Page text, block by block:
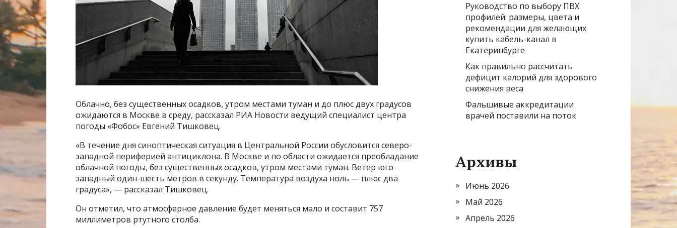
Облачно, без существенных осадков, утром местами туман и до плюс двух градусов
ожидаются в Москве в среду, рассказал РИА Новости ведущий специалист центра
погоды «Фобос» Евгений Тишковец.
«В течение дня синоптическая ситуация в Центральной России обусловится северо-
западной периферией антициклона. В Москве и по области ожидается преобладание
облачной погоды, без существенных осадков, утром местами туман. Ветер юго-
западный один-шесть метров в секунду. Температура воздуха ноль — плюс два
градуса», — рассказал Тишковец.
Он отметил, что атмосферное давление будет меняться мало и составит 757
миллиметров ртутного столба.
Руководство по выбору ПВХ
профилей: размеры, цвета и
рекомендации для желающих
купить кабель-канал в
Екатеринбурге
Как правильно рассчитать
дефицит калорий для здорового
снижения веса
Фальшивые аккредитации
врачей поставили на поток
Архивы
Июнь 2026
Май 2026
Апрель 2026